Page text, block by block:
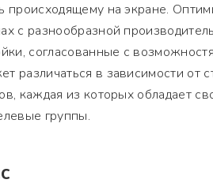
происходящему на экране.
с разнообразной
согласованные с
различаться в зависимости от
каждая из которых обладает
группы.